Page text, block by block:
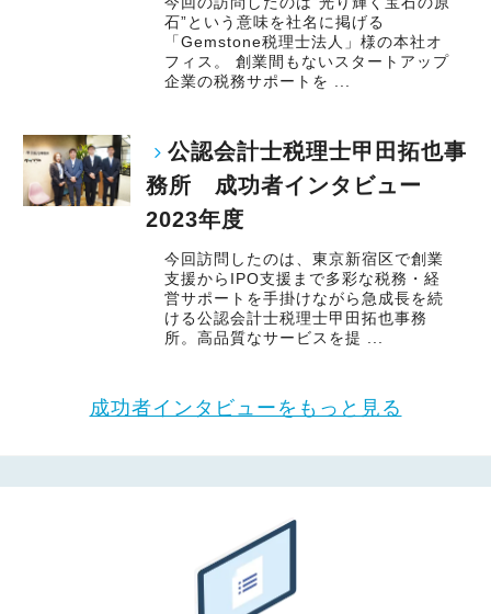
石”という意味を社名に掲げる
「Gemstone税理士法人」様の本社オ
フィス。 創業間もないスタートアップ
企業の税務サポートを ...
公認会計士税理士甲田拓也事
務所 成功者インタビュー
2023年度
今回訪問したのは、東京新宿区で創業
支援からIPO支援まで多彩な税務・経
営サポートを手掛けながら急成長を続
ける公認会計士税理士甲田拓也事務
所。高品質なサービスを提 ...
成功者インタビューをもっと見る